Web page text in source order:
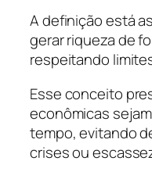
A definição está
gerar riqueza de
respeitando
Esse conceito
econômicas
tempo, evitando
crises ou